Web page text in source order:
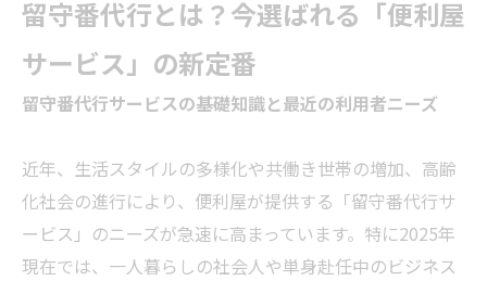
留守番代行とは？今選ばれる「便利屋
サービス」の新定番
留守番代行サービスの基礎知識と最近の利用者ニーズ
近年、生活スタイルの多様化や共働き世帯の増加、高齢
化社会の進行により、便利屋が提供する「留守番代行サ
ービス」のニーズが急速に高まっています。特に2025年
現在では、一人暮らしの社会人や単身赴任中のビジネス